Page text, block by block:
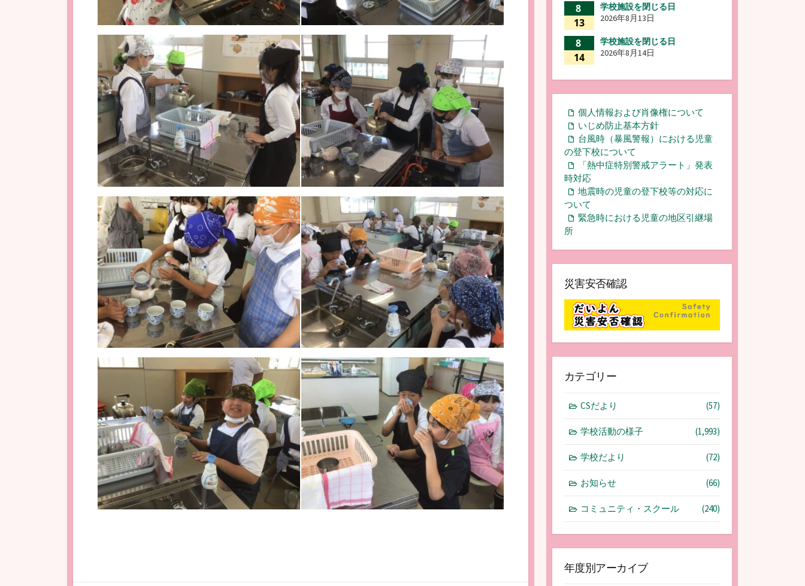
8
13
学校施設を閉じる日
2026年8月13日
8
14
学校施設を閉じる日
2026年8月14日
個人情報および肖像権について
いじめ防止基本方針
台風時（暴風警報）における児童
の登下校について
「熱中症特別警戒アラート」発表
時対応
地震時の児童の登下校等の対応に
ついて
緊急時における児童の地区引継場
所
災害安否確認
カテゴリー
CSだより (57)
学校活動の様子 (1,993)
学校だより (72)
お知らせ (66)
コミュニティ・スクール (240)
年度別アーカイブ